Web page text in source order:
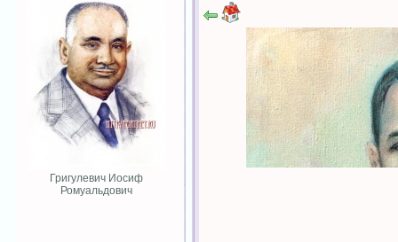
Григулевич Иосиф
Ромуальдович